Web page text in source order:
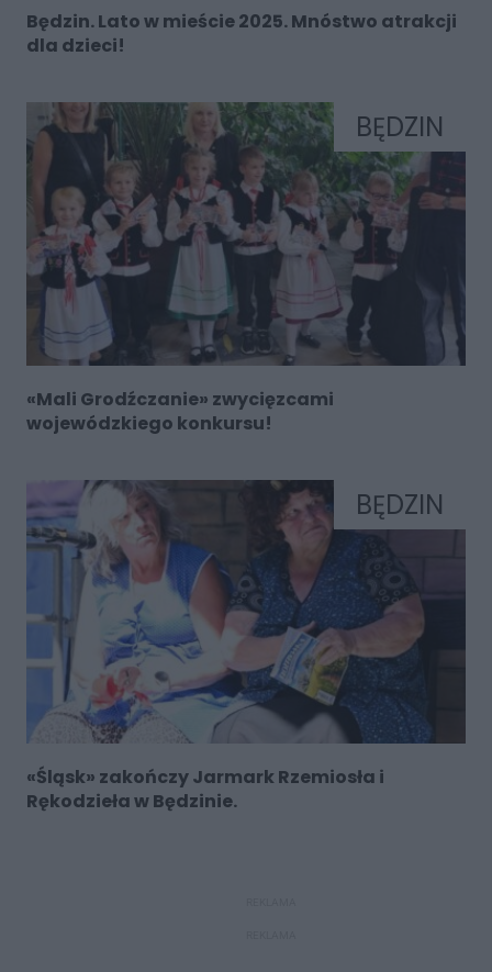
Będzin. Lato w mieście 2025. Mnóstwo atrakcji
dla dzieci!
BĘDZIN
«Mali Grodźczanie» zwycięzcami
wojewódzkiego konkursu!
BĘDZIN
«Śląsk» zakończy Jarmark Rzemiosła i
Rękodzieła w Będzinie.